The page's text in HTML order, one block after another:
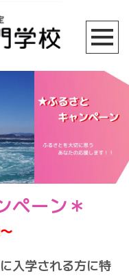
ペーン＊
入学される方に特